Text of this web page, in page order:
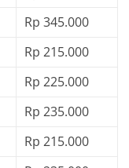
Rp 345.000
Rp 215.000
Rp 225.000
Rp 235.000
Rp 215.000